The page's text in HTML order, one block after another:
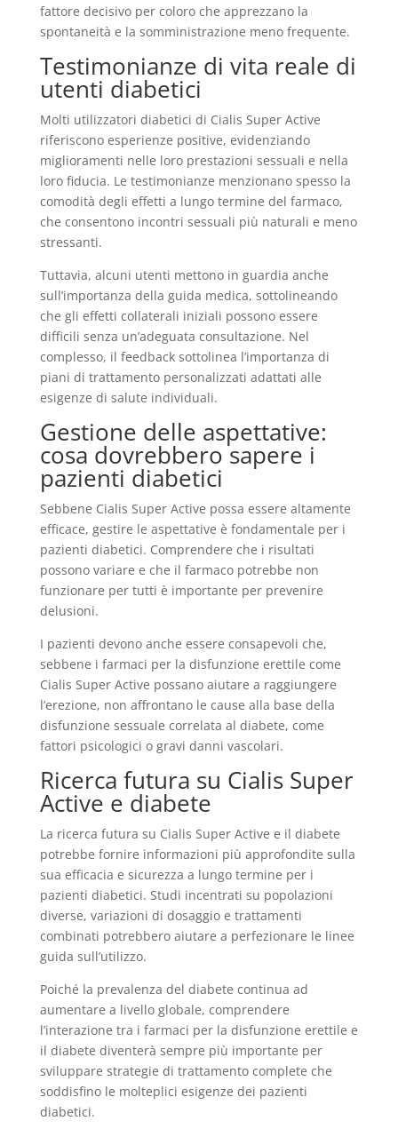
fattore decisivo per coloro che apprezzano la
spontaneità e la somministrazione meno frequente.
Testimonianze di vita reale di
utenti diabetici
Molti utilizzatori diabetici di Cialis Super Active
riferiscono esperienze positive, evidenziando
miglioramenti nelle loro prestazioni sessuali e nella
loro fiducia. Le testimonianze menzionano spesso la
comodità degli effetti a lungo termine del farmaco,
che consentono incontri sessuali più naturali e meno
stressanti.
Tuttavia, alcuni utenti mettono in guardia anche
sull’importanza della guida medica, sottolineando
che gli effetti collaterali iniziali possono essere
difficili senza un’adeguata consultazione. Nel
complesso, il feedback sottolinea l’importanza di
piani di trattamento personalizzati adattati alle
esigenze di salute individuali.
Gestione delle aspettative:
cosa dovrebbero sapere i
pazienti diabetici
Sebbene Cialis Super Active possa essere altamente
efficace, gestire le aspettative è fondamentale per i
pazienti diabetici. Comprendere che i risultati
possono variare e che il farmaco potrebbe non
funzionare per tutti è importante per prevenire
delusioni.
I pazienti devono anche essere consapevoli che,
sebbene i farmaci per la disfunzione erettile come
Cialis Super Active possano aiutare a raggiungere
l’erezione, non affrontano le cause alla base della
disfunzione sessuale correlata al diabete, come
fattori psicologici o gravi danni vascolari.
Ricerca futura su Cialis Super
Active e diabete
La ricerca futura su Cialis Super Active e il diabete
potrebbe fornire informazioni più approfondite sulla
sua efficacia e sicurezza a lungo termine per i
pazienti diabetici. Studi incentrati su popolazioni
diverse, variazioni di dosaggio e trattamenti
combinati potrebbero aiutare a perfezionare le linee
guida sull’utilizzo.
Poiché la prevalenza del diabete continua ad
aumentare a livello globale, comprendere
l’interazione tra i farmaci per la disfunzione erettile e
il diabete diventerà sempre più importante per
sviluppare strategie di trattamento complete che
soddisfino le molteplici esigenze dei pazienti
diabetici.